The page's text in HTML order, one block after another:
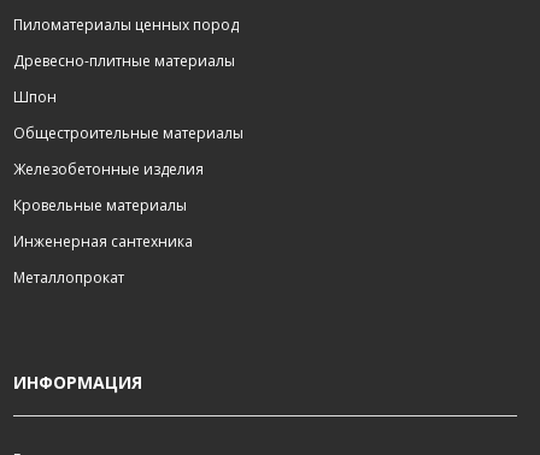
Пиломатериалы ценных пород
Древесно-плитные материалы
Шпон
Общестроительные материалы
Железобетонные изделия
Кровельные материалы
Инженерная сантехника
Металлопрокат
ИНФОРМАЦИЯ